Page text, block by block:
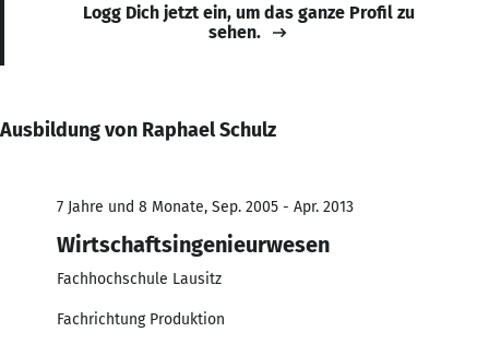
Logg Dich jetzt ein, um das ganze Profil zu
sehen.
Ausbildung von Raphael Schulz
7 Jahre und 8 Monate, Sep. 2005 - Apr. 2013
Wirtschaftsingenieurwesen
Fachhochschule Lausitz
Fachrichtung Produktion